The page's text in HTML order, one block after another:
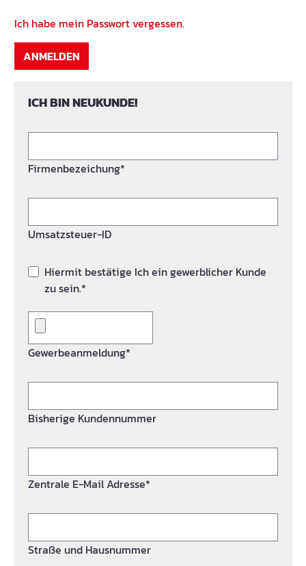
Ich habe mein Passwort vergessen.
ANMELDEN
ICH BIN NEUKUNDE!
Firmenbezeichung*
Umsatzsteuer-ID
Hiermit bestätige Ich ein gewerblicher Kunde
zu sein.*
Gewerbeanmeldung*
Bisherige Kundennummer
Zentrale E-Mail Adresse*
Straße und Hausnummer